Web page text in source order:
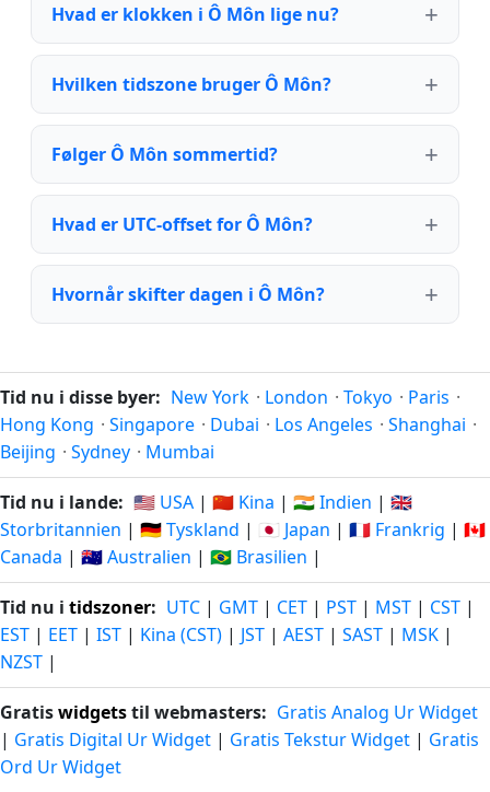
Hvad er klokken i Ô Môn lige nu?
Hvilken tidszone bruger Ô Môn?
Følger Ô Môn sommertid?
Hvad er UTC-offset for Ô Môn?
Hvornår skifter dagen i Ô Môn?
Tid nu i disse byer: New York · London · Tokyo · Paris ·
Hong Kong · Singapore · Dubai · Los Angeles · Shanghai ·
Beijing · Sydney · Mumbai
Tid nu i lande: 🇺🇸 USA | 🇨🇳 Kina | 🇮🇳 Indien | 🇬🇧
Storbritannien | 🇩🇪 Tyskland | 🇯🇵 Japan | 🇫🇷 Frankrig | 🇨🇦
Canada | 🇦🇺 Australien | 🇧🇷 Brasilien |
Tid nu i tidszoner: UTC | GMT | CET | PST | MST | CST |
EST | EET | IST | Kina (CST) | JST | AEST | SAST | MSK |
NZST |
Gratiswidgetstil webmasters: Gratis Analog Ur Widget
| Gratis Digital Ur Widget | Gratis Tekstur Widget | Gratis
Ord Ur Widget